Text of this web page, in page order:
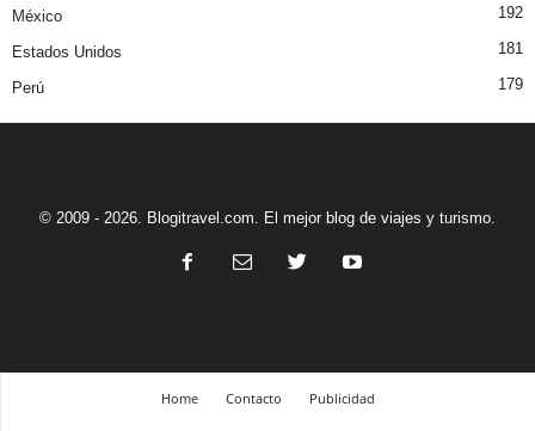
México 192
Estados Unidos 181
Perú 179
© 2009 - 2026. Blogitravel.com. El mejor blog de viajes y turismo.
Home Contacto Publicidad